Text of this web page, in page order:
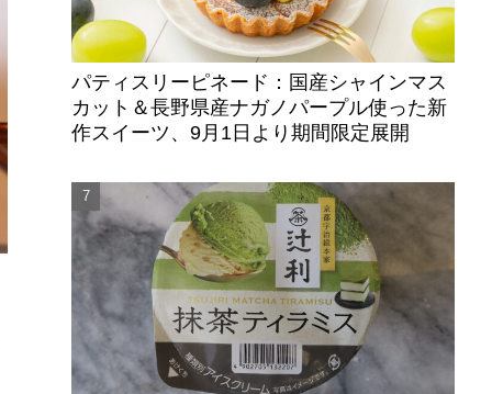
パティスリーピネード：国産シャインマス
カット＆長野県産ナガノパープル使った新
作スイーツ、9月1日より期間限定展開